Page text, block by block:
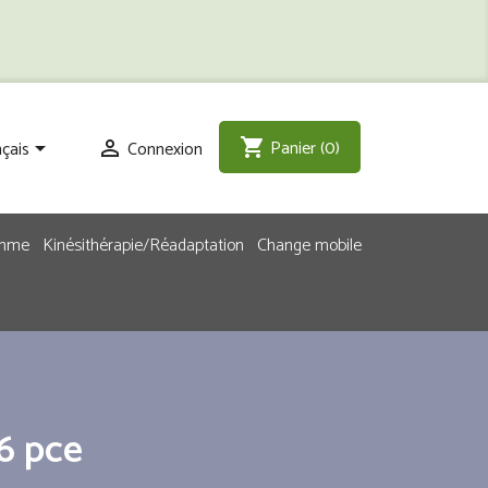
  Connexion shopping_cart Panier(0)
Kinésithérapie/Réadaptation Change mobile
pce